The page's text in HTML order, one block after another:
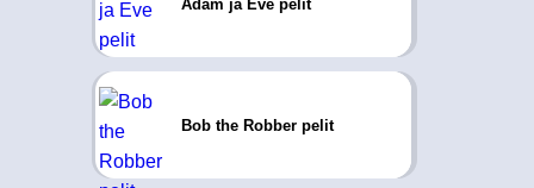
Adam ja Eve pelit
Bob the Robber pelit